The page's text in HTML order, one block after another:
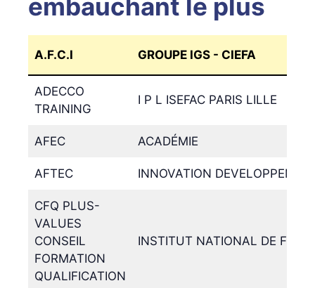
embauchant le plus
A.F.C.I GROUPE IGS - CIEFA
ADECCO
TRAINING
I P L ISEFAC PARIS LILLE
AFEC ACADÉMIE
AFTEC INNOVATION
CFQ PLUS-
VALUES
CONSEIL
FORMATION
QUALIFICATION
INSTITUT NATIONAL DE